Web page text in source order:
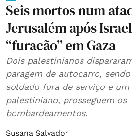
Seis mortos num
Jerusalém após
“furacão” em Gaza
Dois palestinianos
paragem de autocarro,
soldado fora de serviço e
palestiniano, prosseguem os
bombardeamentos.
Susana Salvador